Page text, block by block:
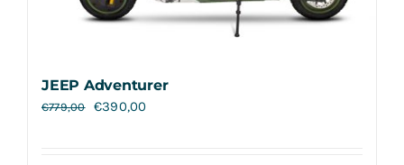
JEEP Adventurer
€779,00 €390,00